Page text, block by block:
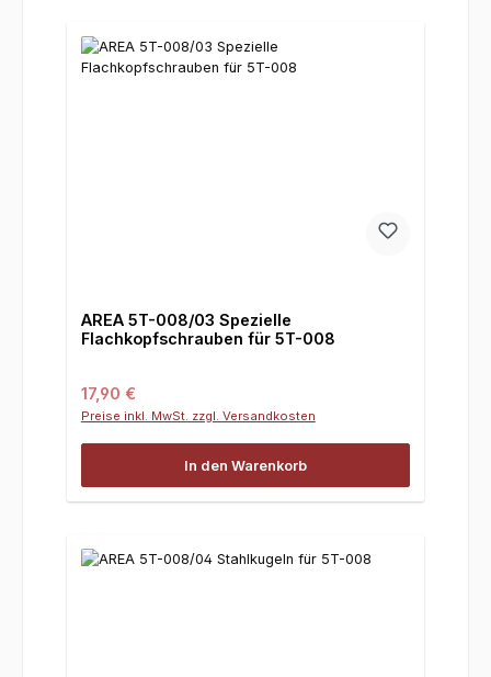
AREA 5T-008/03 Spezielle
Flachkopfschrauben für 5T-008
Regulärer Preis:
17,90 €
Preise inkl. MwSt. zzgl. Versandkosten
In den Warenkorb